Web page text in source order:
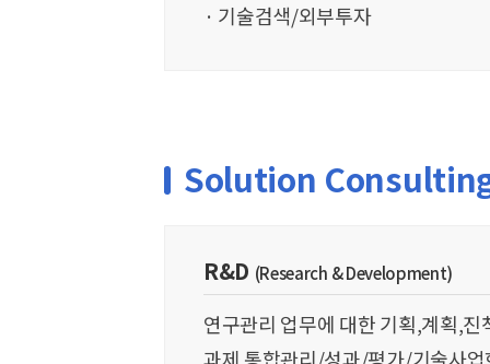
기술검색/외부투자
Solution
R&D (Research & Development)
연구관리 업무에 대한 기획,계획,